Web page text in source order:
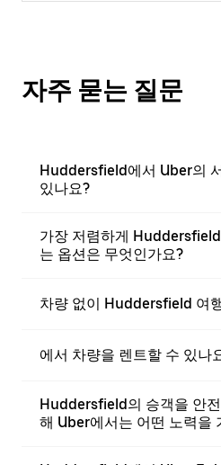
자주 묻는 질문
Huddersfield에서 Uber의
있나요?
가장 저렴하게
는 옵션은 무엇인가요?
차량 없이 Huddersfield 여
에서 차량을 렌트할 수 있
Huddersfield의 승객을 안
해 Uber에서는 어떤 노력을